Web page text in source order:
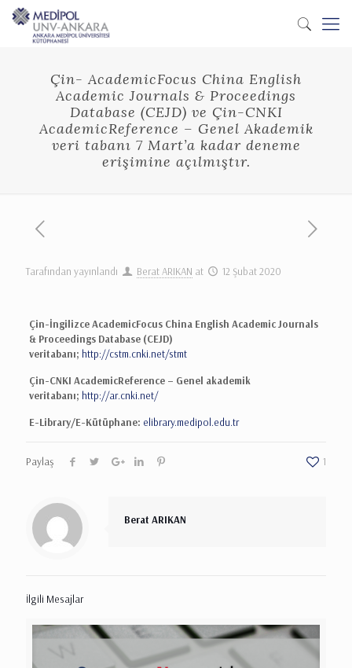
Çin- AcademicFocus China English
Academic Journals & Proceedings
Database (CEJD) ve Çin-CNKI
AcademicReference – Genel Akademik
veri tabanı 7 Mart’a kadar deneme
erişimine açılmıştır.
Tarafından yayınlandı Berat ARIKAN at 12 Şubat 2020
Çin-İngilizce AcademicFocus China English Academic Journals
& Proceedings Database (CEJD)
veritabanı; http://cstm.cnki.net/stmt
Çin-CNKI AcademicReference – Genel akademik
veritabanı; http://ar.cnki.net/
E-Library/E-Kütüphane: elibrary.medipol.edu.tr
Paylaş 1
Berat ARIKAN
İlgili Mesajlar